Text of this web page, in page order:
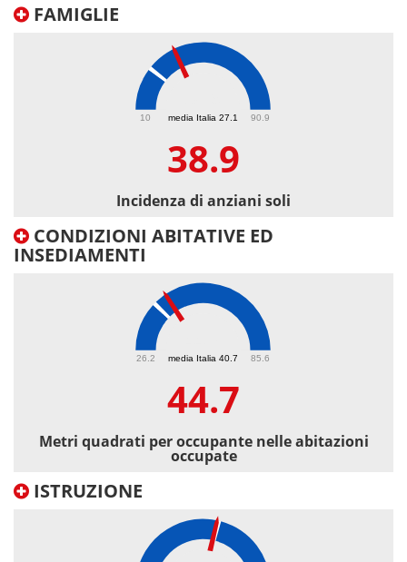
FAMIGLIE
media Italia 27.1
10 90.9
38.9
Incidenza di anziani soli
CONDIZIONI ABITATIVE ED
INSEDIAMENTI
media Italia 40.7
26.2 85.6
44.7
Metri quadrati per occupante nelle abitazioni
occupate
ISTRUZIONE